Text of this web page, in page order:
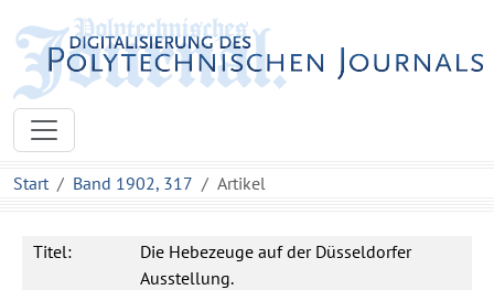
Start Band 1902, 317 Artikel
Titel:
Die Hebezeuge auf der Düsseldorfer
Ausstellung.